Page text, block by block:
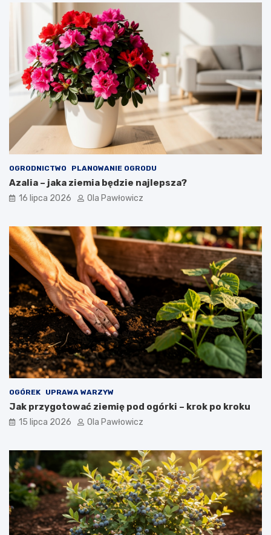
OGRODNICTWO PLANOWANIE OGRODU
Azalia – jaka ziemia będzie najlepsza?
16 lipca 2026 Ola Pawłowicz
OGÓREK UPRAWA WARZYW
Jak przygotować ziemię pod ogórki – krok po kroku
15 lipca 2026 Ola Pawłowicz